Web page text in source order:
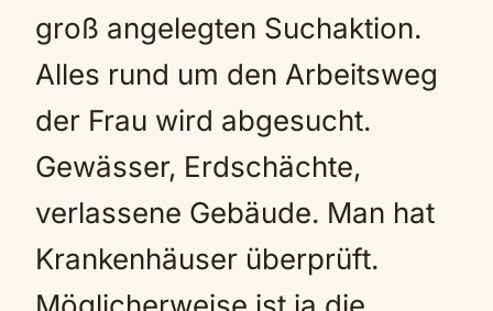
groß angelegten Suchaktion.
Alles rund um den Arbeitsweg
der Frau wird abgesucht.
Gewässer, Erdschächte,
verlassene Gebäude. Man hat
Krankenhäuser überprüft.